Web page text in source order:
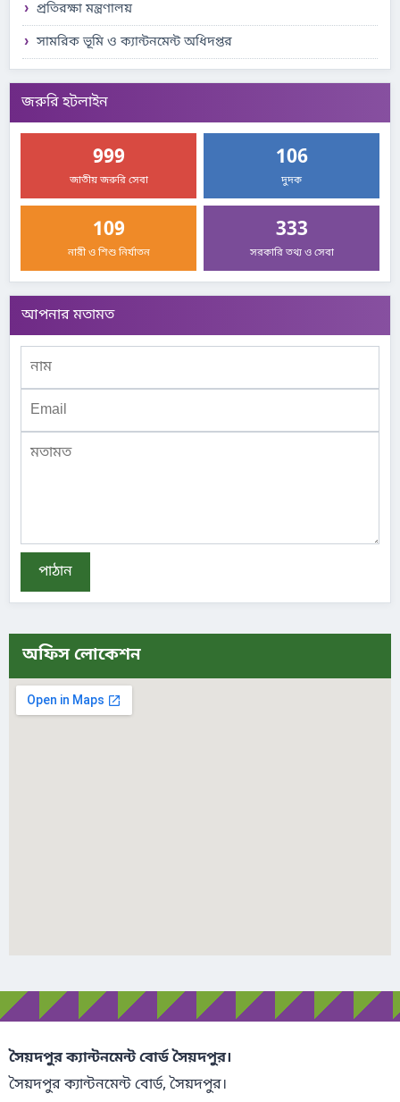
প্রতিরক্ষা মন্ত্রণালয়
সামরিক ভূমি ও ক্যান্টনমেন্ট অধিদপ্তর
জরুরি হটলাইন
999
জাতীয় জরুরি সেবা
106
দুদক
109
নারী ও শিশু নির্যাতন
333
সরকারি তথ্য ও সেবা
আপনার মতামত
পাঠান
অফিস লোকেশন
সৈয়দপুর ক্যান্টনমেন্ট বোর্ড সৈয়দপুর।
সৈয়দপুর ক্যান্টনমেন্ট বোর্ড, সৈয়দপুর।